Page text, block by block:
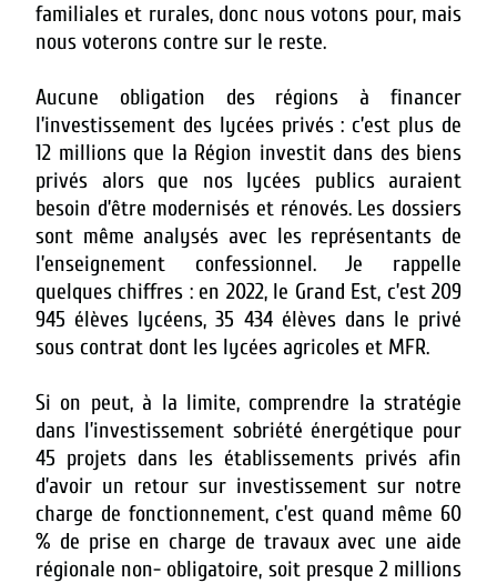
familiales et rurales, donc nous votons pour, mais
nous voterons contre sur le reste.
Aucune obligation des régions à financer
l’investissement des lycées privés : c’est plus de
12 millions que la Région investit dans des biens
privés alors que nos lycées publics auraient
besoin d’être modernisés et rénovés. Les dossiers
sont même analysés avec les représentants de
l’enseignement confessionnel. Je rappelle
quelques chiffres : en 2022, le Grand Est, c’est 209
945 élèves lycéens, 35 434 élèves dans le privé
sous contrat dont les lycées agricoles et MFR.
Si on peut, à la limite, comprendre la stratégie
dans l’investissement sobriété énergétique pour
45 projets dans les établissements privés afin
d’avoir un retour sur investissement sur notre
charge de fonctionnement, c’est quand même 60
% de prise en charge de travaux avec une aide
régionale non- obligatoire, soit presque 2 millions